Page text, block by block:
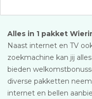
Alles in 1 pakket
Naast internet en TV
zoekmachine kan jij
bieden
diverse pakketten
internet en bellen